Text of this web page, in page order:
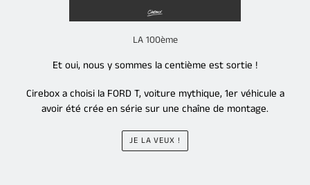
LA 100ème
Et oui, nous y sommes la centième est sortie !
Cirebox a choisi la FORD T, voiture mythique, 1er véhicule a
avoir été crée en série sur une chaîne de montage.
JE LA VEUX !